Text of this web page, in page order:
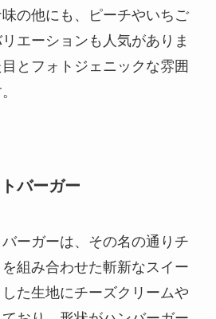
の他にも、ピーチやいちご
エーションも人気がありま
とフォトジェニックな雰囲
バーガー
ーガーは、その名の通りチ
組み合わせた斬新なスイー
た生地にチーズクリームや